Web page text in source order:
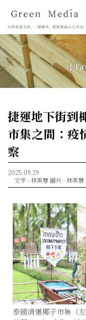
[
捷運地下街到
市集之間：疫
察
2025.09.29
圖片 - 林美
文字 - 林美慧
泰國清邁椰子市集（